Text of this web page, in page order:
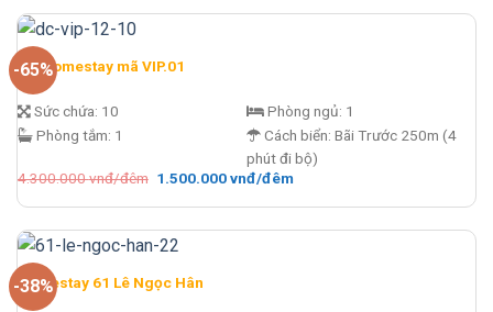
đêm.
4.500.000 vnđ/
-65%
DC Homestay mã VIP.01
Sức chứa: 10
Phòng tắm: 1
Phòng ngủ: 1
Cách biển: Bãi Trước 250m (4
phút đi bộ)
4.300.000vnđ/đêm Giá
là:
đêm.
1.500.000vnđ/đêmGiá
tại
1.500.000 vnđ/
-38%
Homestay 61 Lê Ngọc Hân